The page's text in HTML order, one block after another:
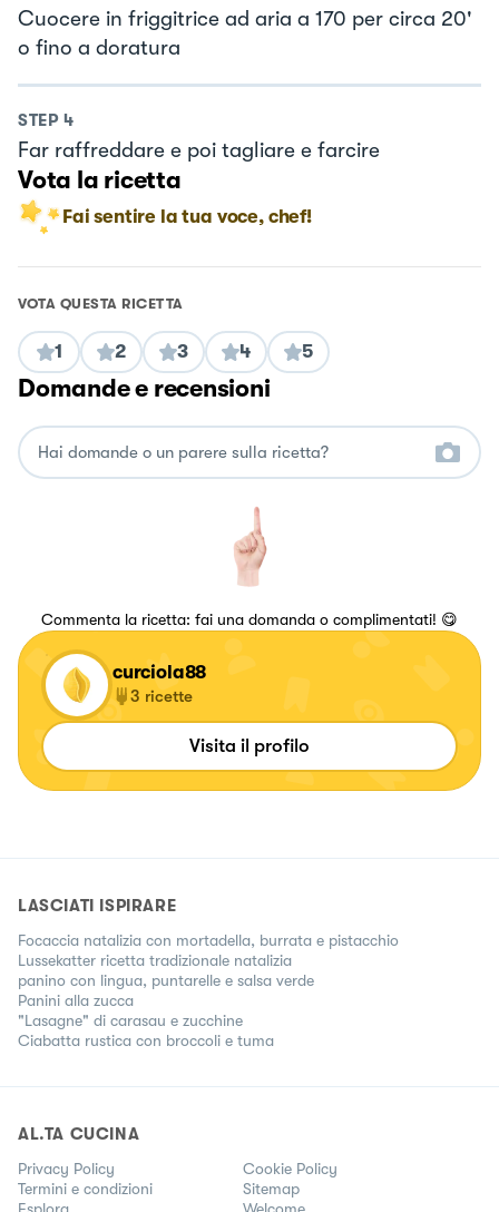
Cuocere in friggitrice ad aria a 170 per circa 20'
o fino a doratura
STEP 4
Far raffreddare e poi tagliare e farcire
Vota la ricetta
Fai sentire la tua voce, chef!
VOTA QUESTA RICETTA
1 2 3 4 5
Domande e recensioni
Commenta la ricetta: fai una domanda o complimentati! 😋
curciola88
3 ricette
Visita il profilo
LASCIATI ISPIRARE
Focaccia natalizia con mortadella, burrata e pistacchio
Lussekatter ricetta tradizionale natalizia
panino con lingua, puntarelle e salsa verde
Panini alla zucca
"Lasagne" di carasau e zucchine
Ciabatta rustica con broccoli e tuma
AL.TA CUCINA
Privacy Policy
Cookie Policy
Termini e condizioni
Sitemap